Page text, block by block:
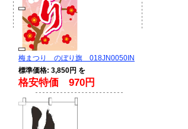
梅まつり のぼり旗 018JN0050IN
標準価格: 3,850円 を
格安特価 970円